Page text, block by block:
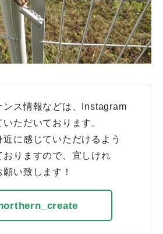
ンス情報などは、Instagram
ただいております。
に感じていただけるよう
おりますので、宜しけれ
い致します！